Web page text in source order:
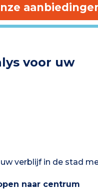
voor uw
verblijf in de stad
naar centrum